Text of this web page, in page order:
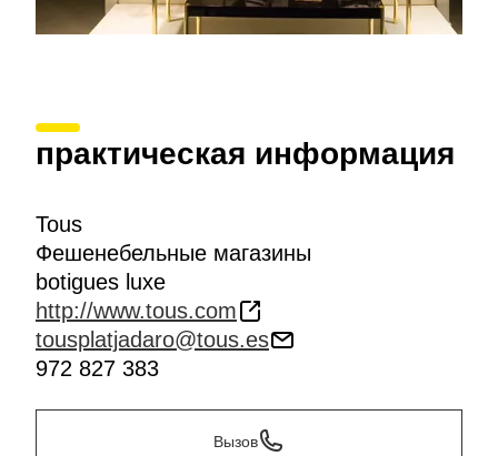
практическая информация
Tous
Фешенебельные магазины
botigues luxe
http://www.tous.com
tousplatjadaro@tous.es
972 827 383
Вызов